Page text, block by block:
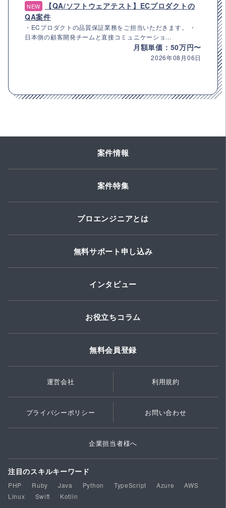
NEW
【QA/ソフトウェアテスト】ECプロダクトの
QA案件
・ECプロダクトの品質保証業務をご担当いただきます。 ・
日本側の顧客開発チームと直接コミュニケーショ...
月額単価：50万円〜
2026年08月06日
案件情報
案件特集
プロエンジニアとは
無料サポート申し込み
インタビュー
お役立ちコラム
無料会員登録
運営会社 利用規約
プライバシーポリシー お問い合わせ
企業担当者様へ
注目のスキルキーワード
PHP Ruby Java Python TypeScript Azure
AWS
Linux
Swift Kotlin